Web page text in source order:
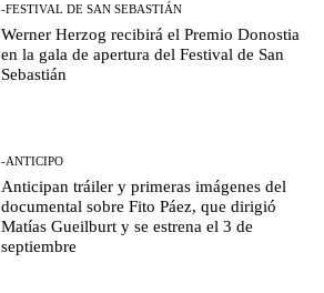
-FESTIVAL DE SAN SEBASTIÁN
Werner Herzog recibirá el Premio Donostia
en la gala de apertura del Festival de San
Sebastián
-ANTICIPO
Anticipan tráiler y primeras imágenes del
documental sobre Fito Páez, que dirigió
Matías Gueilburt y se estrena el 3 de
septiembre